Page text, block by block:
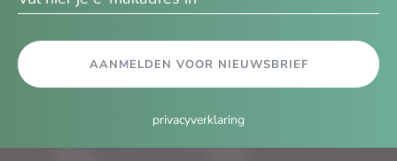
AANMELDEN VOOR NIEUWSBRIEF
privacyverklaring